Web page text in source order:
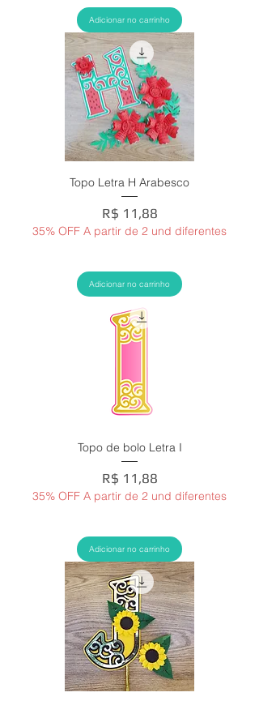
Adicionar no carrinho
Topo Letra H Arabesco
Preço
R$ 11,88
35% OFF A partir de 2 und diferentes
Adicionar no carrinho
Topo de bolo Letra I
Preço
R$ 11,88
35% OFF A partir de 2 und diferentes
Adicionar no carrinho